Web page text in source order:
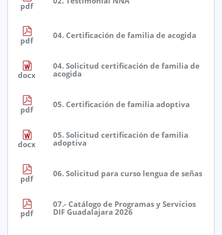
pdf
pdf
04. Certificación de familia de acogida
docx
04. Solicitud certificación de familia de
acogida
pdf
05. Certificación de familia adoptiva
docx
05. Solicitud certificación de familia
adoptiva
pdf
06. Solicitud para curso lengua de señas
pdf
07.- Catálogo de Programas y Servicios
DIF Guadalajara 2026